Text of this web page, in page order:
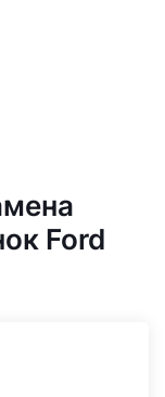
Ford